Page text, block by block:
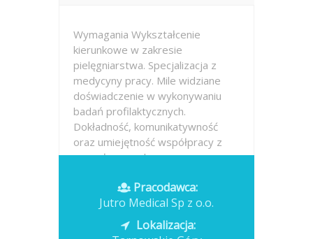
Wymagania Wykształcenie
kierunkowe w zakresie
pielęgniarstwa. Specjalizacja z
medycyny pracy. Mile widziane
doświadczenie w wykonywaniu
badań profilaktycznych.
Dokładność, komunikatywność
oraz umiejętność współpracy z
zespołem medycznym.
Opublikowano: dzisiaj
Pracodawca:
Jutro Medical Sp z o.o.
Lokalizacja: